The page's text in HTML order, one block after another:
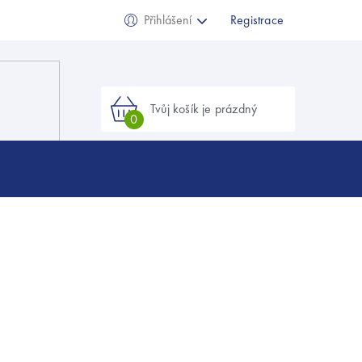
Přihlášení Registrace
Nákupní
košík